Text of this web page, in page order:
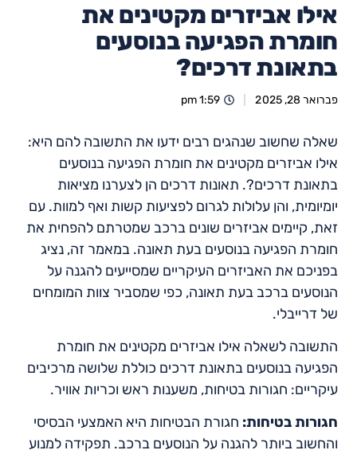
אילו אביזרים מקטינים את
חומרת הפגיעה בנוסעים
בתאונת דרכים?
פברואר 28, 2025 1:59 pm
שאלה שחשוב שנהגים רבים ידעו את התשובה להם היא:
אילו אביזרים מקטינים את חומרת הפגיעה בנוסעים
בתאונת דרכים?. תאונות דרכים הן לצערנו מציאות
יומיומית, והן עלולות לגרום לפציעות קשות ואף למוות. עם
זאת, קיימים אביזרים שונים ברכב שמטרתם להפחית את
חומרת הפגיעה בנוסעים בעת תאונה. במאמר זה, נציג
בפניכם את האביזרים העיקריים שמסייעים להגנה על
הנוסעים ברכב בעת תאונה, כפי שמסביר צוות המומחים
של דרייבלי.
התשובה לשאלה אילו אביזרים מקטינים את חומרת
הפגיעה בנוסעים בתאונת דרכים כוללת שלושה מרכיבים
עיקריים: חגורות בטיחות, משענות ראש וכריות אוויר.
חגורות בטיחות: חגורת הבטיחות היא האמצעי הבסיסי
והחשוב ביותר להגנה על הנוסעים ברכב. תפקידה למנוע